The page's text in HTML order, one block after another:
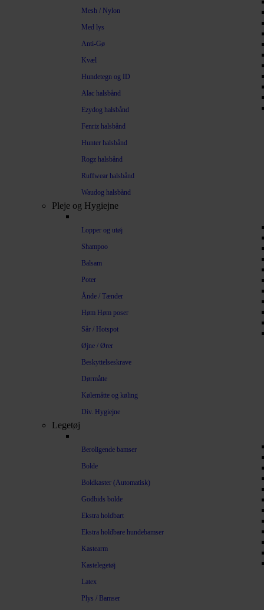
Mesh / Nylon
Med lys
Anti-Gø
Kvæl
Hundetegn og ID
Alac halsbånd
Ezydog halsbånd
Fenriz halsbånd
Hunter halsbånd
Rogz halsbånd
Ruffwear halsbånd
Waudog halsbånd
Pleje og Hygiejne
Lopper og utøj
Shampoo
Balsam
Poter
Ånde / Tænder
Høm Høm poser
Sår / Hotspot
Øjne / Ører
Beskyttelseskrave
Dørmåtte
Kølemåtte og køling
Div. Hygiejne
Legetøj
Beroligende bamser
Bolde
Boldkaster (Automatisk)
Godbids bolde
Ekstra holdbart
Ekstra holdbare hundebamser
Kastearm
Kastelegetøj
Latex
Plys / Bamser